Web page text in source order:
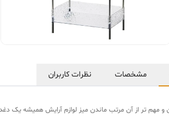
مشخصات نظرات کاربران
و مهم تر از آن مرتب ماندن میز لوازم آرایش همیشه یک